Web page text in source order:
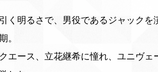
く明るさで、男役であるジャックを
。
エース、立花継希に憧れ、ユニヴェ